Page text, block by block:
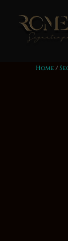
contenuto
Home /